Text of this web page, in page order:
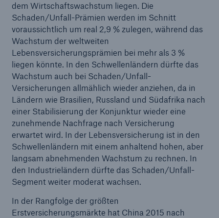
dem Wirtschaftswachstum liegen. Die
Schaden/Unfall-Prämien werden im Schnitt
voraussichtlich um real 2,9 % zulegen, während das
Wachstum der weltweiten
Lebensversicherungsprämien bei mehr als 3 %
liegen könnte. In den Schwellenländern dürfte das
Wachstum auch bei Schaden/Unfall-
Versicherungen allmählich wieder anziehen, da in
Ländern wie Brasilien, Russland und Südafrika nach
einer Stabilisierung der Konjunktur wieder eine
zunehmende Nachfrage nach Versicherung
erwartet wird. In der Lebensversicherung ist in den
Schwellenländern mit einem anhaltend hohen, aber
langsam abnehmenden Wachstum zu rechnen. In
den Industrieländern dürfte das Schaden/Unfall-
Segment weiter moderat wachsen.
In der Rangfolge der größten
Erstversicherungsmärkte hat China 2015 nach
Sachdeckung durch einen leistungsfähigen
Rückversicherungspartner